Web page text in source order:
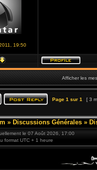
19:50
Afficher les
Page 1 sur 1 [ 3
» Discussions Générales »
le 07 Août 2026, 17:00
format UTC + 1 heure